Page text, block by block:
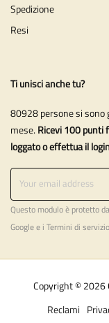
Spedizione
Resi
Ti unisci anche tu?
80928 persone si sono
mese. Ricevi 100 punti
loggato o effettua il
Questo modulo è protetto
Google e i Termini di servizio
Copyright © 2026
Reclami